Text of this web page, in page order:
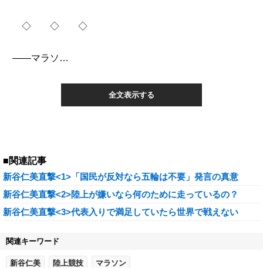
◇ ◇ ◇
――マラソ…
全文表示する
■関連記事
新谷仁美直撃<1>「国民が反対なら五輪は不要」発言の真意
新谷仁美直撃<2>陸上が嫌いなら何のために走っているの？
新谷仁美直撃<3>代表入りで満足していたら世界で戦えない
関連キーワード
新谷仁美 陸上競技 マラソン